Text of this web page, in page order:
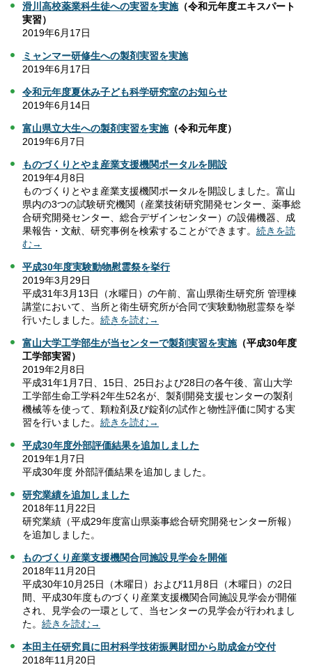
滑川高校薬業科生徒への実習を実施（令和元年度エキスパート
実習）
2019年6月17日
ミャンマー研修生への製剤実習を実施
2019年6月17日
令和元年度夏休み子ども科学研究室のお知らせ
2019年6月14日
富山県立大生への製剤実習を実施（令和元年度）
2019年6月7日
ものづくりとやま産業支援機関ポータルを開設
2019年4月8日
ものづくりとやま産業支援機関ポータルを開設しました。富山
県内の3つの試験研究機関（産業技術研究開発センター、薬事総
合研究開発センター、総合デザインセンター）の設備機器、成
果報告・文献、研究事例を検索することができます。 続きを読
む→
平成30年度実験動物慰霊祭を挙行
2019年3月29日
平成31年3月13日（水曜日）の午前、富山県衛生研究所 管理棟
講堂において、当所と衛生研究所が合同で実験動物慰霊祭を挙
行いたしました。 続きを読む→
富山大学工学部生が当センターで製剤実習を実施（平成30年度
工学部実習）
2019年2月8日
平成31年1月7日、15日、25日および28日の各午後、富山大学
工学部生命工学科2年生52名が、製剤開発支援センターの製剤
機械等を使って、顆粒剤及び錠剤の試作と物性評価に関する実
習を行いました。 続きを読む→
平成30年度外部評価結果を追加しました
2019年1月7日
平成30年度 外部評価結果を追加しました。
研究業績を追加しました
2018年11月22日
研究業績（平成29年度富山県薬事総合研究開発センター所報）
を追加しました。
ものづくり産業支援機関合同施設見学会を開催
2018年11月20日
平成30年10月25日（木曜日）および11月8日（木曜日）の2日
間、平成30年度ものづくり産業支援機関合同施設見学会が開催
され、見学会の一環として、当センターの見学会が行われまし
た。 続きを読む→
本田主任研究員に田村科学技術振興財団から助成金が交付
2018年11月20日